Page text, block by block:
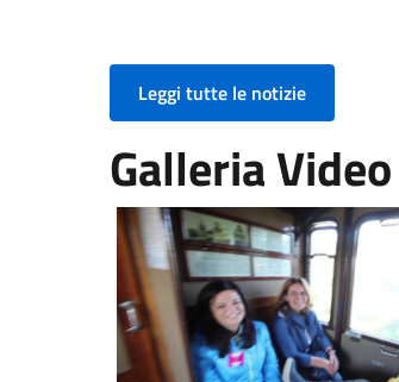
Leggi tutte le notizie
Galleria Video